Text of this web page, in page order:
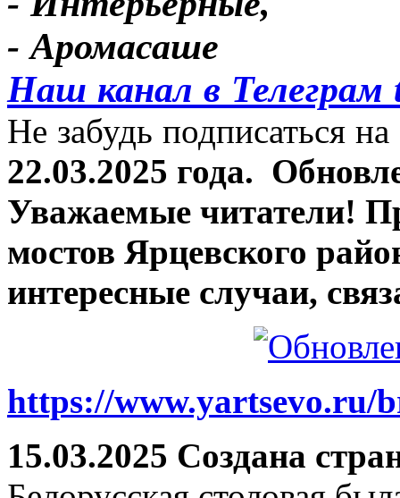
- Аромасаше
Наш канал в Телеграм
Не забудь подписаться
22.03.2025 года.
Уважаемые читатели!
мостов Ярцевского
интересные случаи,
https://www.yartsevo.ru/
15.03.2025 Создана